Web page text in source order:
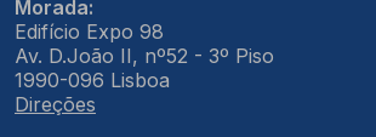
Morada:
Edifício Expo 98
Av. D.João II, nº52 - 3º Piso
1990-096 Lisboa
Direções